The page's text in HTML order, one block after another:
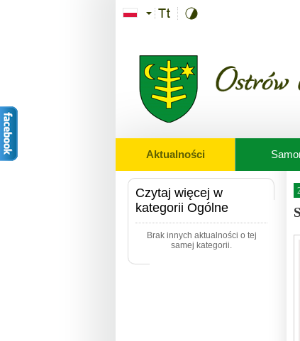
Aktualności
Czytaj więcej w
kategorii Ogólne
Brak innych aktualności o tej
samej kategorii.